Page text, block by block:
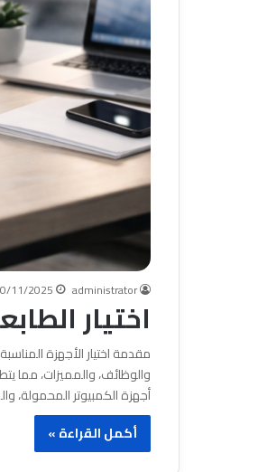
administrator
11/2025
اختيار
مقدمة اختيار الأجهزة
والوظائف، والمميزات، مما
أجهزة الكمبيوتر المحمولة،
أكمل القراءة »